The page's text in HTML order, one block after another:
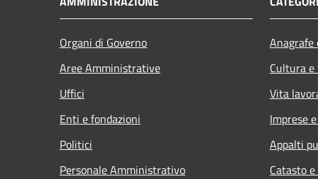
Organi di Governo
Aree Amministrative
Uffici
Enti e fondazioni
Politici
Personale Amministrativo
Cultura
Vita
Imprese
Appalti
Catasto